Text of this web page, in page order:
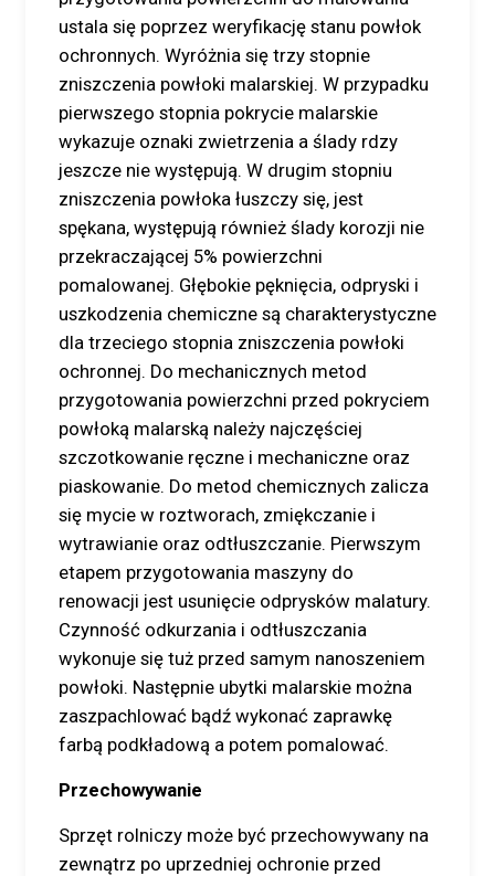
ustala się poprzez weryfikację stanu powłok
ochronnych. Wyróżnia się trzy stopnie
zniszczenia powłoki malarskiej. W przypadku
pierwszego stopnia pokrycie malarskie
wykazuje oznaki zwietrzenia a ślady rdzy
jeszcze nie występują. W drugim stopniu
zniszczenia powłoka łuszczy się, jest
spękana, występują również ślady korozji nie
przekraczającej 5% powierzchni
pomalowanej. Głębokie pęknięcia, odpryski i
uszkodzenia chemiczne są charakterystyczne
dla trzeciego stopnia zniszczenia powłoki
ochronnej. Do mechanicznych metod
przygotowania powierzchni przed pokryciem
powłoką malarską należy najczęściej
szczotkowanie ręczne i mechaniczne oraz
piaskowanie. Do metod chemicznych zalicza
się mycie w roztworach, zmiękczanie i
wytrawianie oraz odtłuszczanie. Pierwszym
etapem przygotowania maszyny do
renowacji jest usunięcie odprysków malatury.
Czynność odkurzania i odtłuszczania
wykonuje się tuż przed samym nanoszeniem
powłoki. Następnie ubytki malarskie można
zaszpachlować bądź wykonać zaprawkę
farbą podkładową a potem pomalować.
Przechowywanie
Sprzęt rolniczy może być przechowywany na
zewnątrz po uprzedniej ochronie przed